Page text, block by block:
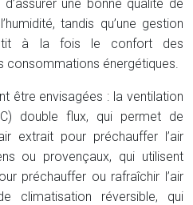
une bonne qualité de
tandis qu’une gestion
à la fois le confort des
consommations énergétiques.
être envisagées : la ventilation
double flux, qui permet de
extrait pour préchauffer l’air
ou provençaux, qui utilisent
préchauffer ou rafraîchir l’air
climatisation réversible, qui